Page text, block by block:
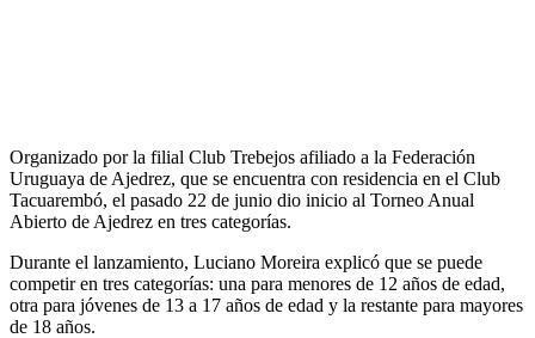
Organizado por la filial Club Trebejos afiliado a la Federación
Uruguaya de Ajedrez, que se encuentra con residencia en el Club
Tacuarembó, el pasado 22 de junio dio inicio al Torneo Anual
Abierto de Ajedrez en tres categorías.
Durante el lanzamiento, Luciano Moreira explicó que se puede
competir en tres categorías: una para menores de 12 años de edad,
otra para jóvenes de 13 a 17 años de edad y la restante para mayores
de 18 años.